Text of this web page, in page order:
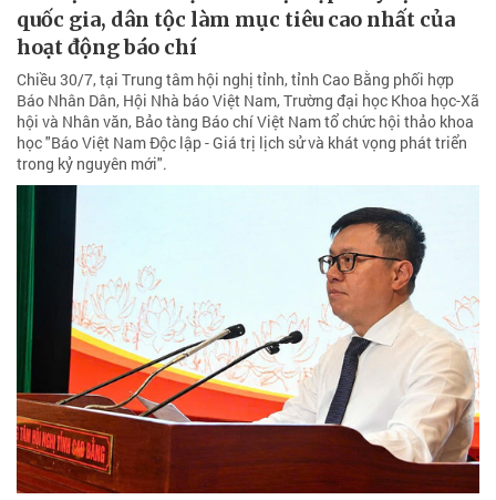
quốc gia, dân tộc làm mục tiêu cao nhất của
hoạt động báo chí
Chiều 30/7, tại Trung tâm hội nghị tỉnh, tỉnh Cao Bằng phối hợp
Báo Nhân Dân, Hội Nhà báo Việt Nam, Trường đại học Khoa học-Xã
hội và Nhân văn, Bảo tàng Báo chí Việt Nam tổ chức hội thảo khoa
học "Báo Việt Nam Độc lập - Giá trị lịch sử và khát vọng phát triển
trong kỷ nguyên mới".